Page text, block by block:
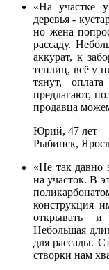
«На участке
деревья -
но жена
рассаду.
аккурат, к
теплиц, всё у
тянут,
предлагают,
продавца
Юрий, 47 лет
Рыбинск,
«Не так давно
на участок. В
конструкция
открывать и
Небольшая
для рассады.
створки нам